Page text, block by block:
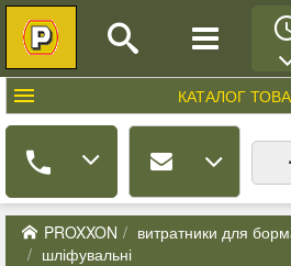
КАТАЛОГ
PROXXON витратники для
шліфувальні